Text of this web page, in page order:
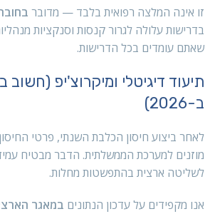
זו אינה המלצה רפואית בלבד — מדובר
בדרישות עלולה לגרור קנסות וסנקציות
שאתם עומדים בכל הדרישות.
תיעוד דיגיטלי ומיקרוצ'יפ (חשוב
ב-2026)
לאחר ביצוע חיסון הכלבת השנתי, פרטי
מוזנים למערכת הממשלתית. הדבר מבטיח
לשליטה ארצית בהתפשטות מחלות.
אנו מקפידים על עדכון הנתונים במאגר